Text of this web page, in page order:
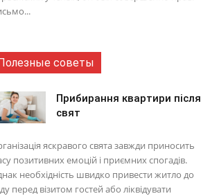
советы
Прибирання квартири після
свят
яскравого свята завжди приносить
позитивних емоцій і приємних спогадів.
необхідність швидко привести житло до
перед візитом гостей або ліквідувати